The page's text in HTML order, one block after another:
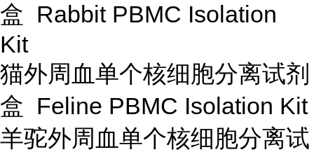
盒 Rabbit PBMC Isolation
Kit
猫外周血单个核细胞分离试剂
盒 Feline PBMC Isolation Kit
羊驼外周血单个核细胞分离试